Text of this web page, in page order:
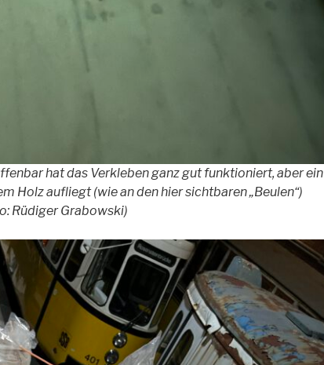
hat das Verkleben ganz gut funktioniert, aber ein
Holz aufliegt (wie an den hier sichtbaren „Beulen“)
Rüdiger Grabowski)